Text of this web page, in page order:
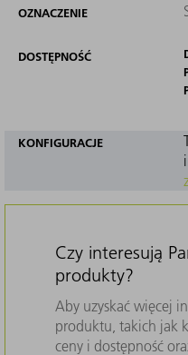
OZNACZENIE
DOSTĘPNOŚĆ
KONFIGURACJE
Czy interesują
produkty?
Aby uzyskać więcej
produktu, takich jak
ceny i dostępność